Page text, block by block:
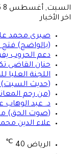
السبت, أغسطس 8 2026
اخر الأخبار
صبرى محمد
(بالواضح) فتح
دعم الحروب
حنان القاضى
اللجنة العليا
(حديث السبت)
(من رحم
د. عبد الوهاب
(صوت الحق)
علاء الدين
الرياض 40
℃